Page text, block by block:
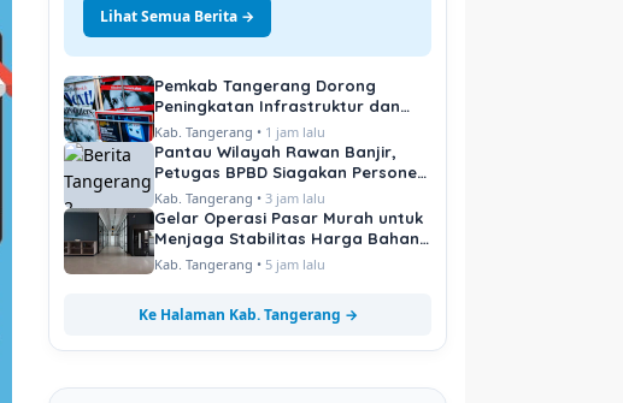
Lihat Semua Berita →
Pemkab Tangerang Dorong
Peningkatan Infrastruktur dan
Pelayanan Publik
Kab. Tangerang • 1 jam lalu
Pantau Wilayah Rawan Banjir,
Petugas BPBD Siagakan Personel
di Titik Kritis
Kab. Tangerang •3 jam lalu
Gelar Operasi Pasar Murah untuk
Menjaga Stabilitas Harga Bahan
Pokok
Kab. Tangerang • 5 jam lalu
Ke Halaman Kab. Tangerang →